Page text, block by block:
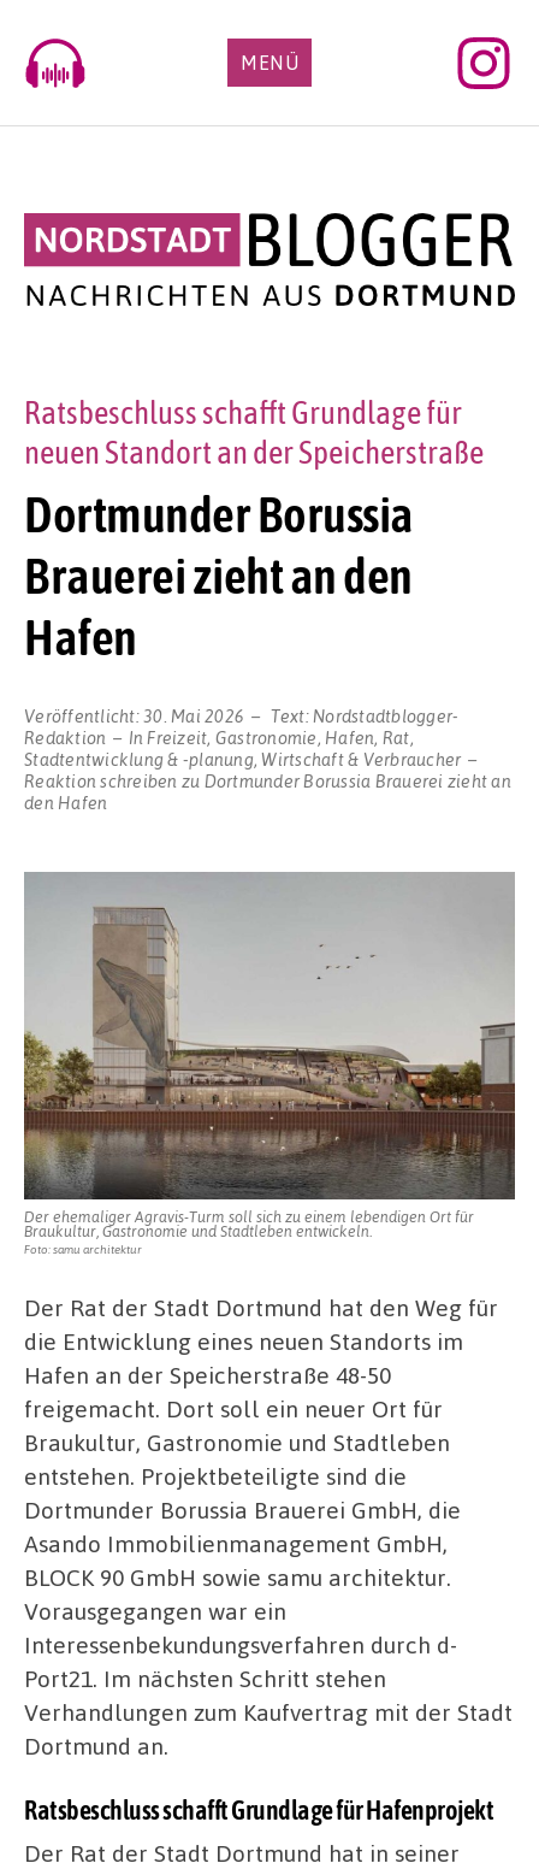
content
MENÜ
Dortmunder Borussia
Brauerei zieht an den
Hafen
Ratsbeschluss schafft Grundlage für
neuen Standort an der Speicherstraße
Veröffentlicht:30. Mai 2026 Text: Nordstadtblogger-
Redaktion
InFreizeit, Gastronomie, Hafen, Rat,
Stadtentwicklung & -planung,Wirtschaft & Verbraucher
Reaktion schreiben zu Dortmunder Borussia Brauerei zieht an
den Hafen
Der ehemaliger Agravis-Turm soll sich zu einem lebendigen Ort für
Braukultur, Gastronomie und Stadtleben entwickeln.
Foto: samu architektur
Der Rat der Stadt Dortmund hat den Weg für
die Entwicklung eines neuen Standorts im
Hafen an der Speicherstraße 48-50
freigemacht. Dort soll ein neuer Ort für
Braukultur, Gastronomie und Stadtleben
entstehen. Projektbeteiligte sind die
Dortmunder Borussia Brauerei GmbH, die
Asando Immobilienmanagement GmbH,
BLOCK 90 GmbH sowie samu architektur.
Vorausgegangen war ein
Interessenbekundungsverfahren durch d-
Port21. Im nächsten Schritt stehen
Verhandlungen zum Kaufvertrag mit der Stadt
Dortmund an.
Ratsbeschluss schafft Grundlage für Hafenprojekt
Der Rat der Stadt Dortmund hat in seiner